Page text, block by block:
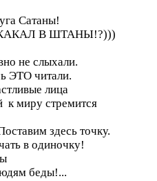
Сатаны!
В ШТАНЫ!?)))
не слыхали.
ЭТО читали.
лица
миру стремится
здесь точку.
в одиночку!
беды!...